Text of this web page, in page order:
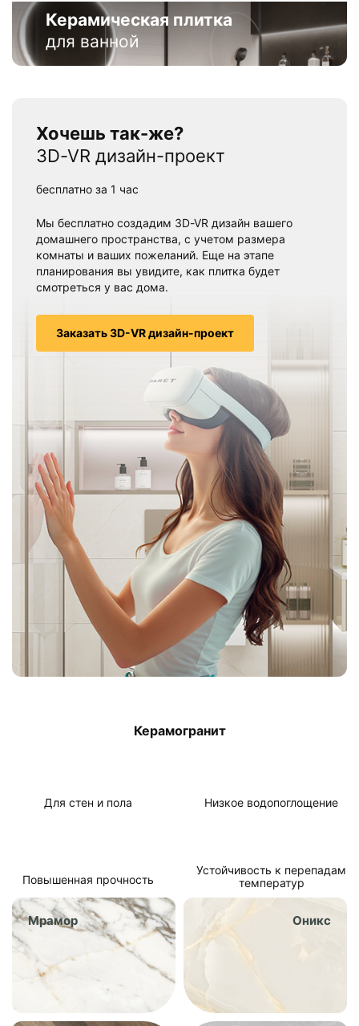
Керамическая плитка
для ванной
Хочешь так-же?
3D-VR дизайн-проект
бесплатно за 1 час
Мы бесплатно создадим 3D-VR дизайн вашего
домашнего пространства, с учетом размера
комнаты и ваших пожеланий. Еще на этапе
планирования вы увидите, как плитка будет
смотреться у вас дома.
Заказать 3D-VR дизайн-проект
Керамогранит
Для стен и пола Низкое водо­поглощение
Повышенная прочность
Устойчивость к перепадам
температур
Мрамор Оникс